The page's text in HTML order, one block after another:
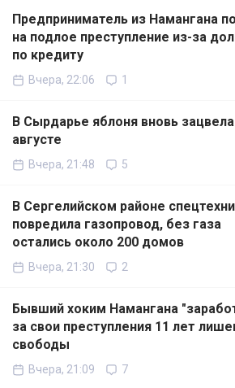
Предприниматель из Намангана
на подлое преступление из-за
по кредиту
Вчера, 22:06 1
В Сырдарье яблоня вновь
августе
Вчера, 21:48 5
В Сергелийском районе
повредила газопровод, без газа
остались около 200 домов
Вчера, 21:30 2
Бывший хоким Намангана
за свои преступления 11 лет
свободы
Вчера, 21:09 7